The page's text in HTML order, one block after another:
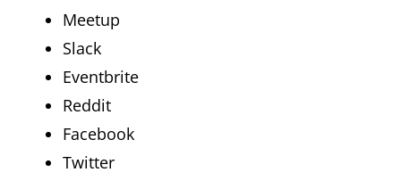
Meetup
Slack
Eventbrite
Reddit
Facebook
Twitter